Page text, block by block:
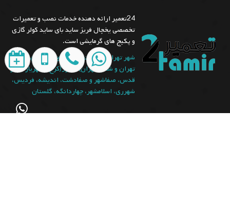
24تعمیر ارائه دهنده خدمات نصب و تعمیرات
تخصصی یخچال فریز ساید بای ساید کولر گازی
و پکیج های گرمایشی است.
شهر تهران (غرب تهران، شرق تهران، جنوب
تهران و شمال تهران)، البرز(کرج)، شهریار، شهر
قدس، صفاشهر و صفادشت، اندیشه، فردیس،
شهرری، اسلامشهر، چهاردانگه، گلستان